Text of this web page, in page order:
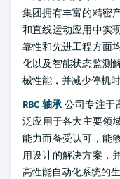
集团拥有丰富的精密
和直线运动应用中实
靠性和先进工程方面
化以及智能状态监测
械性能，并减少停机时
RBC 轴承 公司专注于
泛应用于各大主要领
能力而备受认可，能
用设计的解决方案，
高性能自动化系统的生